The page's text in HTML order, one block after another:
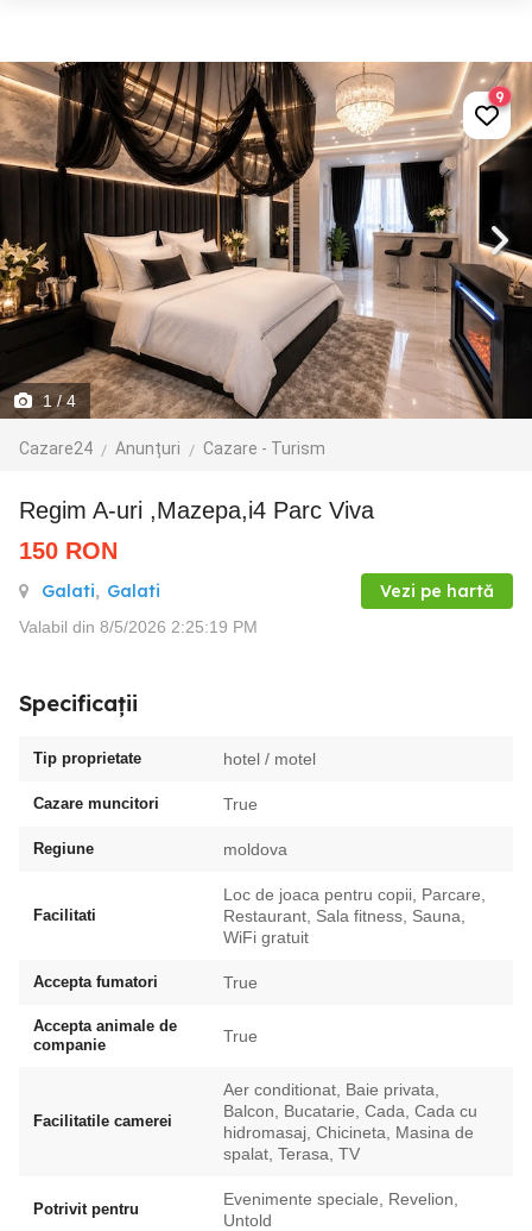
1/ 4
Cazare24 Anunțuri Cazare - Turism
9
Regim A-uri ,Mazepa,i4 Parc Viva
150 RON
Galati, Galati Vezi pe hartă
Valabil din 8/5/2026 2:25:19 PM
Specificații
Tip proprietate hotel / motel
Cazare muncitori True
Regiune moldova
Facilitati
Loc de joaca pentru copii, Parcare,
Restaurant, Sala fitness, Sauna,
WiFi gratuit
Accepta fumatori True
Accepta animale de
companie
True
Facilitatile camerei
Aer conditionat, Baie privata,
Balcon, Bucatarie, Cada, Cada cu
hidromasaj, Chicineta, Masina de
spalat, Terasa, TV
Potrivit pentru
Evenimente speciale, Revelion,
Untold